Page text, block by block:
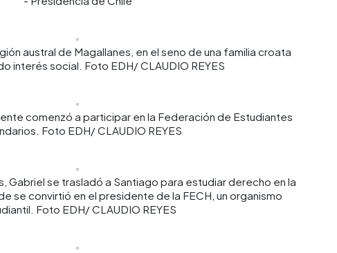
austral de Magallanes, en el seno de una familia croata
interés social. Foto EDH/ CLAUDIO REYES
comenzó a participar en la Federación de Estudiantes
Foto EDH/ CLAUDIO REYES
Gabriel se trasladó a Santiago para estudiar derecho en la
se convirtió en el presidente de la FECH, un organismo
Foto EDH/ CLAUDIO REYES